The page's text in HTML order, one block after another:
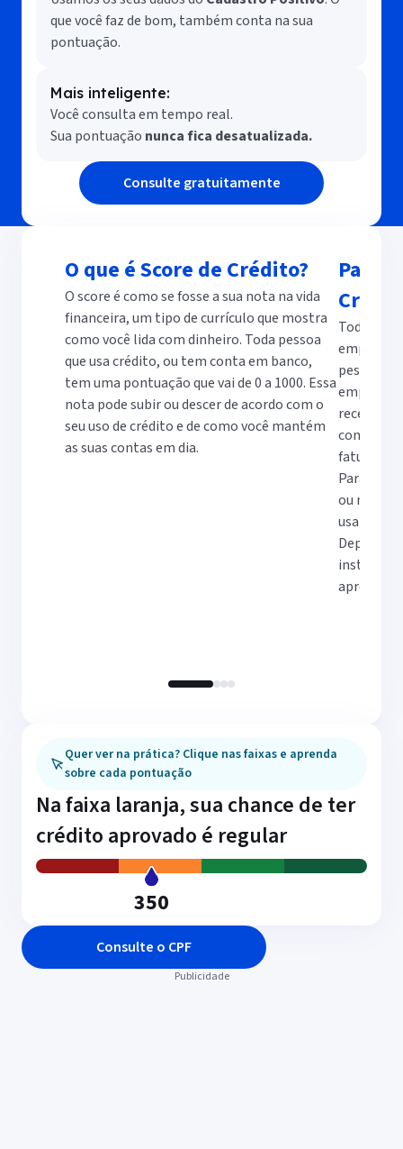
que você faz de bom, também conta na sua
pontuação.
Mais inteligente:
Você consulta em tempo real.
Sua pontuação nunca fica desatualizada.
Consulte gratuitamente
O que é Score de Crédito?
O score é como se fosse a sua nota na vida
financeira, um tipo de currículo que mostra
como você lida com dinheiro. Toda pessoa
que usa crédito, ou tem conta em banco,
tem uma pontuação que vai de 0 a 1000. Essa
nota pode subir ou descer de acordo com o
seu uso de crédito e de como você mantém
as suas contas em dia.
Para
Todas as
empresta
pessoal,
empresas
receber
faturas.
Para
ou
usando o
Depois
aprovar
Quer ver na prática? Clique nas faixas e aprenda
sobre cada pontuação
Na faixa laranja, sua chance de ter
crédito aprovado é regular
350
Consulte o CPF
Ficou com alguma